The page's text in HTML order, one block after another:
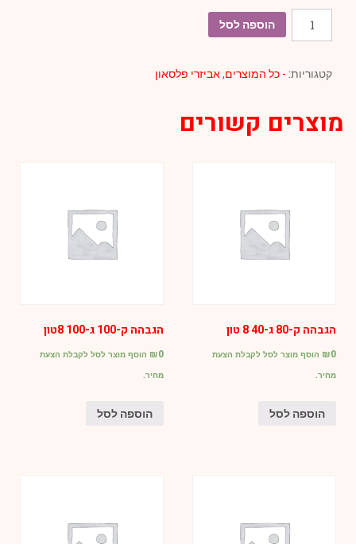
כמות
של
הברגה
"1/2
הוספה לסל
קטגוריות: - כל המוצרים,אביזרי פלסאון
מוצרים קשורים
הגבהה ק-80 ג-40 8 טון
₪0
הוסף מוצר לסל לקבלת הצעת
מחיר.
הוספה לסל
הגבהה ק-100 ג-100 8טון
₪0
הוסף מוצר לסל לקבלת הצעת
מחיר.
הוספה לסל